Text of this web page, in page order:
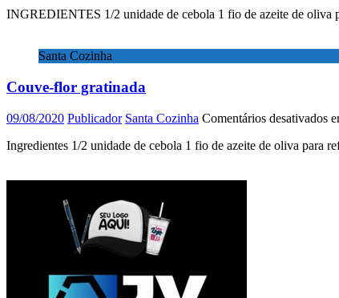
INGREDIENTES 1/2 unidade de cebola 1 fio de azeite de oliva
Santa Cozinha
Couve-flor gratinada
09/08/2020 Publicador Santa Cozinha Comentários desativados
Ingredientes 1/2 unidade de cebola 1 fio de azeite de oliva para